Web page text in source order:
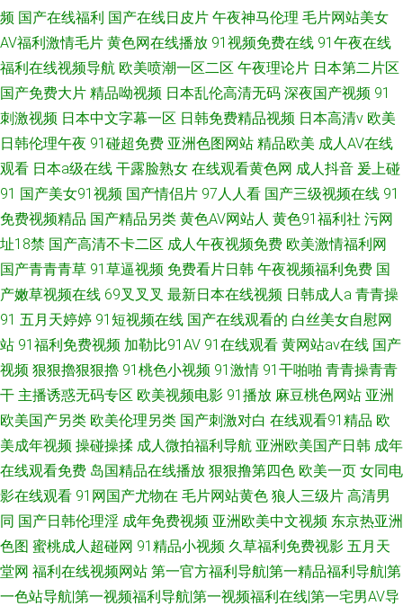
频 国产在线福利 国产在线日皮片 午夜神马伦理 毛片网站美女
AV福利激情毛片 黄色网在线播放 91视频免费在线 91午夜在线
福利在线视频导航 欧美喷潮一区二区 午夜理论片 日本第二片区
国产免费大片 精品呦视频 日本乱伦高清无码 深夜国产视频 91
刺激视频 日本中文字幕一区 日韩免费精品视频 日本高清v 欧美
日韩伦理午夜 91碰超免费 亚洲色图网站 精品欧美 成人AV在线
观看 日本a级在线 干露脸熟女 在线观看黄色网 成人抖音 爰上碰
91 国产美女91视频 国产情侣片 97人人看 国产三级视频在线 91
免费视频精品 国产精品另类 黄色AV网站人 黄色91福利社 污网
址18禁 国产高清不卡二区 成人午夜视频免费 欧美激情福利网
国产青青青草 91草逼视频 免费看片日韩 午夜视频福利免费 国
产嫩草视频在线 69叉叉叉 最新日本在线视频 日韩成人a 青青操
91 五月天婷婷 91短视频在线 国产在线观看的 白丝美女自慰网
站 91福利免费视频 加勒比91AV 91在线观看 黄网站av在线 国产
视频 狠狠擼狠狠擼 91桃色小视频 91激情 91干啪啪 青青操青青
干 主播诱惑无码专区 欧美视频电影 91播放 麻豆桃色网站 亚洲
欧美国产另类 欧美伦理另类 国产刺激对白 在线观看91精品 欧
美成年视频 操碰操揉 成人微拍福利导航 亚洲欧美国产日韩 成年
在线观看免费 岛国精品在线播放 狠狠撸第四色 欧美一页 女同电
影在线观看 91网国产尤物在 毛片网站黄色 狼人三级片 高清男
同 国产日韩伦理淫 成年免费视频 亚洲欧美中文视频 东京热亚洲
色图 蜜桃成人超碰网 91精品小视频 久草福利免费视影 五月天
堂网 福利在线视频网站 第一官方福利导航|第一精品福利导航|第
一色站导航|第一视频福利导航|第一视频福利在线|第一宅男AV导